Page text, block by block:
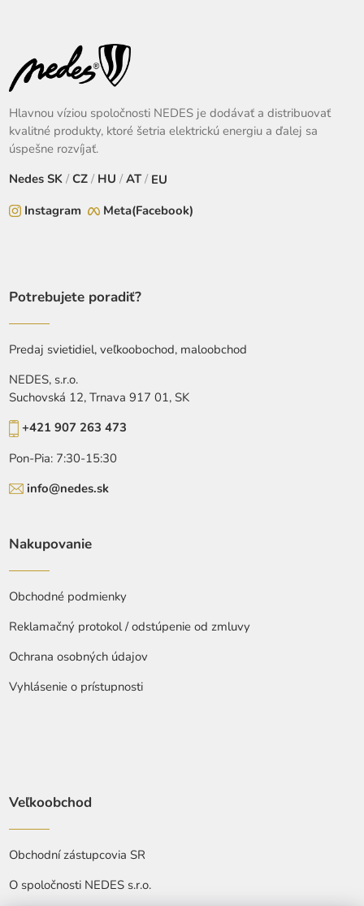
Hlavnou víziou spoločnosti NEDES je dodávať a distribuovať
kvalitné produkty, ktoré šetria elektrickú energiu a ďalej sa
úspešne rozvíjať.
NedesSK / CZ / HU / AT / EU
Instagram
Meta(Facebook)
Potrebujete poradiť?
Predaj svietidiel, veľkoobochod, maloobchod
NEDES, s.r.o.
Suchovská 12, Trnava 917 01, SK
+421 907 263 473
Pon-Pia: 7:30-15:30
info@nedes.sk
Nakupovanie
Obchodné podmienky
Reklamačný protokol / odstúpenie od zmluvy
Ochrana osobných údajov
Vyhlásenie o prístupnosti
Veľkoobchod
Obchodní zástupcovia SR
O spoločnosti NEDES s.r.o.